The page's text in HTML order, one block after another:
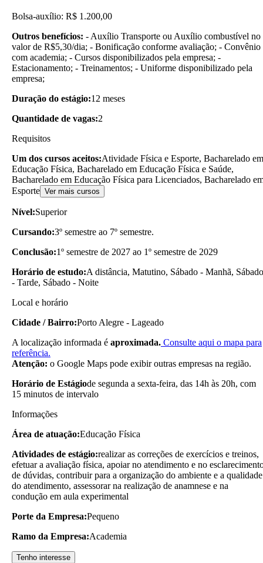
Bolsa-auxílio: R$ 1.200,00
Outros benefícios: - Auxílio Transporte ou Auxílio combustível no
valor de R$5,30/dia; - Bonificação conforme avaliação; - Convênio
com academia; - Cursos disponibilizados pela empresa; -
Estacionamento; - Treinamentos; - Uniforme disponibilizado pela
empresa;
Duração do estágio:12 meses
Quantidade de vagas:2
Requisitos
Um dos cursos aceitos:Atividade Física e Esporte, Bacharelado em
Educação Física, Bacharelado em Educação Física e Saúde,
Bacharelado em Educação Física para Licenciados, Bacharelado
Esporte Ver mais cursos
Nível:Superior
Cursando:3º semestre ao 7º semestre.
Conclusão:1º semestre de 2027 ao 1º semestre de 2029
Horário de estudo:A distância, Matutino, Sábado - Manhã, Sábado
- Tarde, Sábado - Noite
Local e horário
Cidade / Bairro:Porto Alegre - Lageado
A localização informada é aproximada. Consulte aqui o mapa para
referência.
Atenção: o Google Maps pode exibir outras empresas na região.
Horário de Estágiode segunda a sexta-feira, das 14h às 20h, com
15 minutos de intervalo
Informações
Área de atuação:Educação Física
Atividades de estágio:realizar as correções de exercícios e treinos,
efetuar a avaliação física, apoiar no atendimento e no
de dúvidas, contribuir para a organização do ambiente e a qualidade
do atendimento, assessorar na realização de anamnese e na
condução em aula experimental
Porte da Empresa:Pequeno
Ramo da Empresa:Academia
Tenho interesse